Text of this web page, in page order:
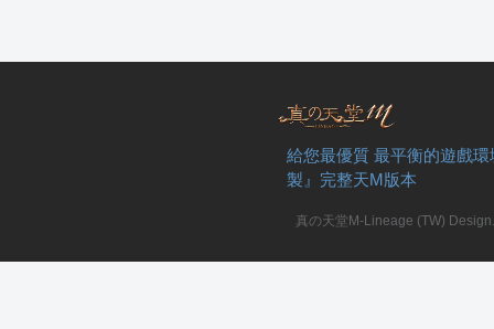
給您最優質 最平衡的遊戲
製』完整天M版本
真の天堂M-Lineage (TW)